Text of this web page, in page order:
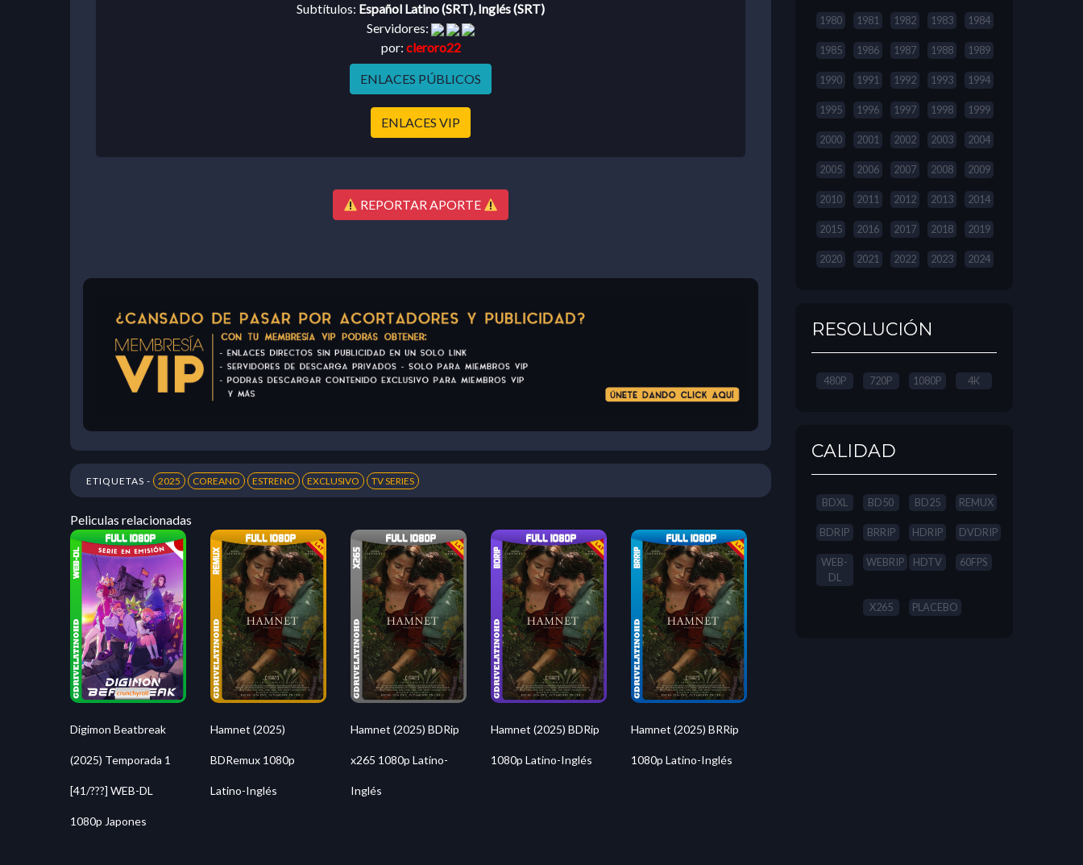
Subtítulos: Español Latino (SRT), Inglés (SRT)
Servidores:
por: cleroro22
ENLACES PÚBLICOS
ENLACES VIP
REPORTAR APORTE
ETIQUETAS - 2025 COREANO ESTRENO EXCLUSIVO TV SERIES
Peliculas relacionadas
Digimon Beatbreak
(2025) Temporada 1
[41/???] WEB-DL
1080p Japones
Hamnet (2025)
BDRemux 1080p
Latino-Inglés
Hamnet (2025) BDRip
x265 1080p Latino-
Inglés
Hamnet (2025) BDRip
1080p Latino-Inglés
Hamnet (2025) BRRip
1080p Latino-Inglés
1980 1981 1982 1983 1984
1985 1986 1987 1988 1989
1990 1991 1992 1993 1994
1995 1996 1997 1998 1999
2000 2001 2002 2003 2004
2005 2006 2007 2008 2009
2010 2011 2012 2013 2014
2015 2016 2017 2018 2019
2020 2021 2022 2023 2024
RESOLUCIÓN
480P 720P 1080P 4K
CALIDAD
BDXL BD50 BD25 REMUX
BDRIP BRRIP HDRIP DVDRIP
WEB-
DL
WEBRIP HDTV 60FPS
X265 PLACEBO